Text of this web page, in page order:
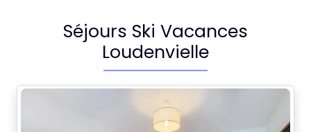
Séjours Ski Vacances
Loudenvielle